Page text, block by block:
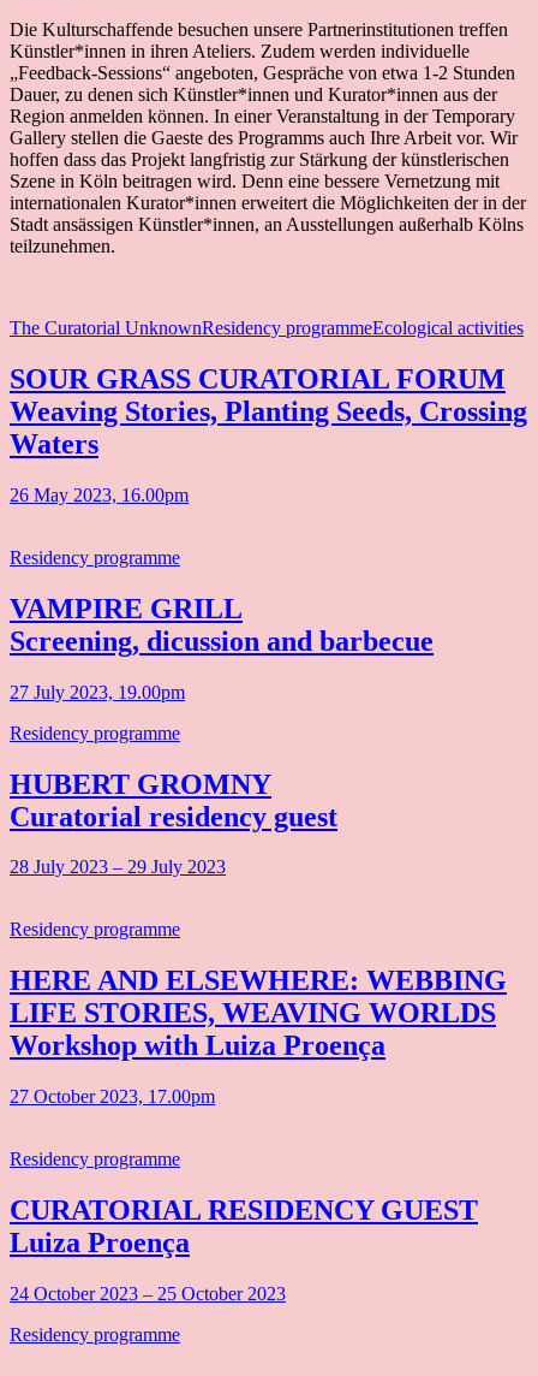
Die Kulturschaffende besuchen unsere Partnerinstitutionen treffen
Künstler*innen in ihren Ateliers. Zudem werden individuelle
„Feedback-Sessions“ angeboten, Gespräche von etwa 1-2 Stunden
Dauer, zu denen sich Künstler*innen und Kurator*innen aus der
Region anmelden können. In einer Veranstaltung in der Temporary
Gallery stellen die Gaeste des Programms auch Ihre Arbeit vor. Wir
hoffen dass das Projekt langfristig zur Stärkung der künstlerischen
Szene in Köln beitragen wird. Denn eine bessere Vernetzung mit
internationalen Kurator*innen erweitert die Möglichkeiten der in der
Stadt ansässigen Künstler*innen, an Ausstellungen außerhalb Kölns
teilzunehmen.
The Curatorial UnknownResidency programmeEcological activities
SOUR GRASS CURATORIAL FORUM
Weaving Stories, Planting Seeds, Crossing
Waters
26 May 2023, 16.00pm
Residency programme
VAMPIRE GRILL
Screening, dicussion and barbecue
27 July 2023, 19.00pm
Residency programme
HUBERT GROMNY
Curatorial residency guest
28 July 2023 – 29 July 2023
Residency programme
HERE AND ELSEWHERE: WEBBING
LIFE STORIES, WEAVING WORLDS
Workshop with Luiza Proença
27 October 2023, 17.00pm
Residency programme
CURATORIAL RESIDENCY GUEST
Luiza Proença
24 October 2023 – 25 October 2023
Residency programme